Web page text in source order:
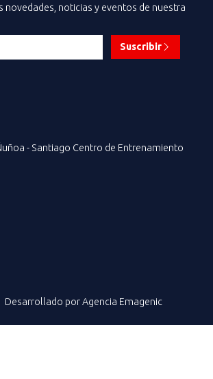
novedades, noticias y eventos de nuestra
Suscribir
- Santiago Centro de Entrenamiento
Desarrollado por Agencia Emagenic